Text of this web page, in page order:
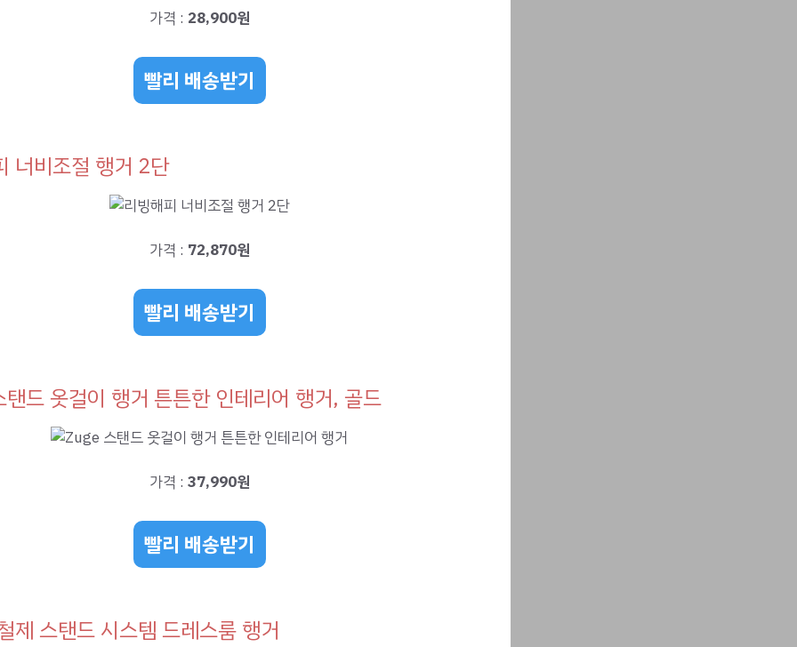
가격 : 28,900원
빨리 배송받기
너비조절 행거 2단
가격 : 72,870원
빨리 배송받기
드 옷걸이 행거 튼튼한 인테리어 행거, 골드
가격 : 37,990원
빨리 배송받기
제 스탠드 시스템 드레스룸 행거